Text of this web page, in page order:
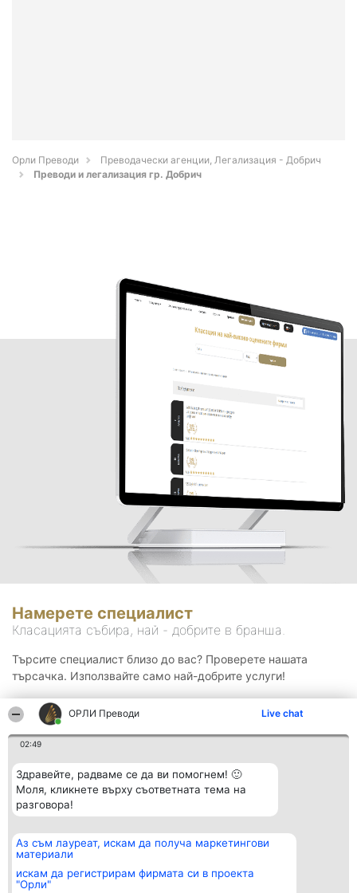
ОРЛИ Преводи Live chat
02:49
Здравейте, радваме се да ви помогнем! 🙂
Моля, кликнете върху съответната тема на
разговора!
Аз съм лауреат, искам да получа маркетингови
материали
искам да регистрирам фирмата си в проекта
"Орли"
Орли Преводи
Преводачески агенции, Легализация - Добрич
Преводи и легализация гр. Добрич
Намерете специалист
Класацията събира, най - добрите в бранша.
Търсите специалист близо до вас? Проверете нашата
търсачка. Използвайте само най-добрите услуги!
Организатор на
класиране
BulevardulAleea Timișul De
Sus Nr. 2, Bl. A30, Sc. A, Et.
Класация
всички
Контакти